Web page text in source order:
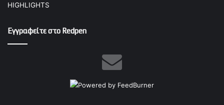
HIGHLIGHTS
Εγγραφείτε στο Redpen